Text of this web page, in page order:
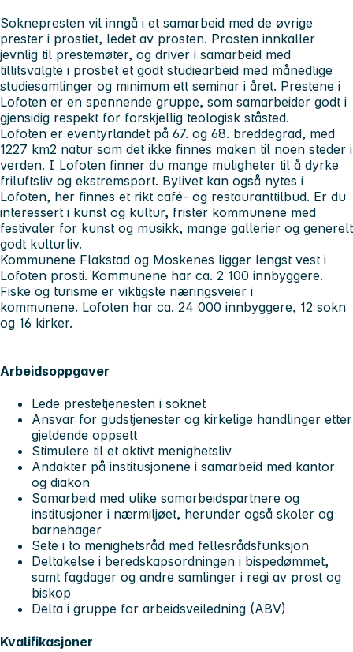
Soknepresten vil inngå i et samarbeid med de øvrige
prester i prostiet, ledet av prosten. Prosten innkaller
jevnlig til prestemøter, og driver i samarbeid med
tillitsvalgte i prostiet et godt studiearbeid med månedlige
studiesamlinger og minimum ett seminar i året. Prestene i
Lofoten er en spennende gruppe, som samarbeider godt i
gjensidig respekt for forskjellig teologisk ståsted.
Lofoten er eventyrlandet på 67. og 68. breddegrad, med
1227 km2 natur som det ikke finnes maken til noen steder i
verden. I Lofoten finner du mange muligheter til å dyrke
friluftsliv og ekstremsport. Bylivet kan også nytes i
Lofoten, her finnes et rikt café- og restauranttilbud. Er du
interessert i kunst og kultur, frister kommunene med
festivaler for kunst og musikk, mange gallerier og generelt
godt kulturliv.
Kommunene Flakstad og Moskenes ligger lengst vest i
Lofoten prosti. Kommunene har ca. 2 100 innbyggere.
Fiske og turisme er viktigste næringsveier i
kommunene. Lofoten har ca. 24 000 innbyggere, 12 sokn
og 16 kirker.
Arbeidsoppgaver
Lede prestetjenesten i soknet
Ansvar for gudstjenester og kirkelige handlinger etter
gjeldende oppsett
Stimulere til et aktivt menighetsliv
Andakter på institusjonene i samarbeid med kantor
og diakon
Samarbeid med ulike samarbeidspartnere og
institusjoner i nærmiljøet, herunder også skoler og
barnehager
Sete i to menighetsråd med fellesrådsfunksjon
Deltakelse i beredskapsordningen i bispedømmet,
samt fagdager og andre samlinger i regi av prost og
biskop
Delta i gruppe for arbeidsveiledning (ABV)
Kvalifikasjoner